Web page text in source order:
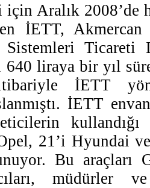
Aralık 2008’de
İETT, Akmercan
Sistemleri Ticareti
liraya bir yıl
İETT
İETT
kullandığı
21’i Hyundai
Bu araçları
müdürler